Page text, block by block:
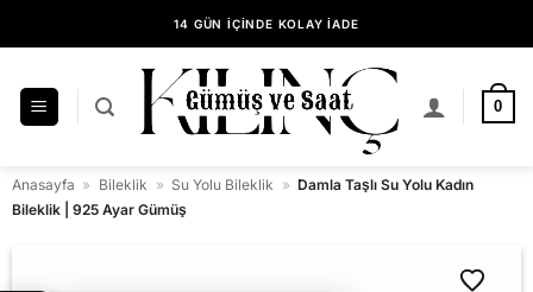
atla
14 GÜN İÇİNDE KOLAY İADE
0
Anasayfa » Bileklik » Su Yolu Bileklik » Damla Taşlı Su Yolu Kadın
Bileklik | 925 Ayar Gümüş